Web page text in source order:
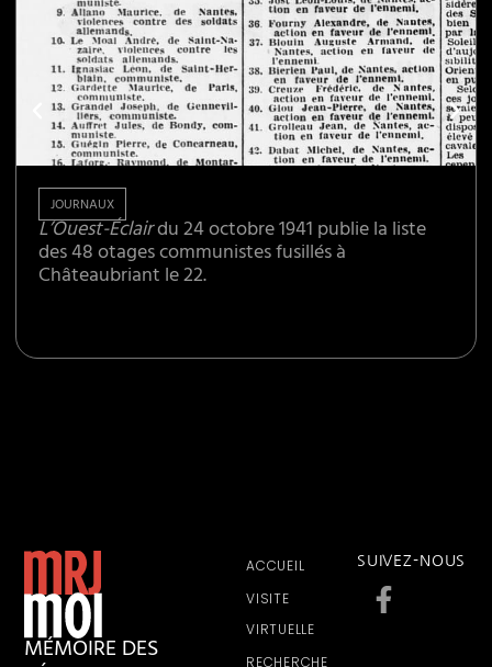
JOURNAUX
L’Ouest-Éclairdu 24 octobre 1941 publie la liste
des 48 otages communistes fusillés à
Châteaubriant le 22.
MÉMOIRE DES
ACCUEIL
VISITE
VIRTUELLE
RECHERCHE
SUIVEZ-NOUS